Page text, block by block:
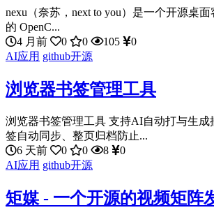
nexu（奈苏，next to you）是一个开源桌
的 OpenC...
4 月前
0 0 105
0
AI应用 github开源
浏览器书签管理工具
浏览器书签管理工具 支持AI自动打与生成
签自动同步、整页归档防止...
6 天前
0 0 8
0
AI应用 github开源
矩媒 - 一个开源的视频矩阵